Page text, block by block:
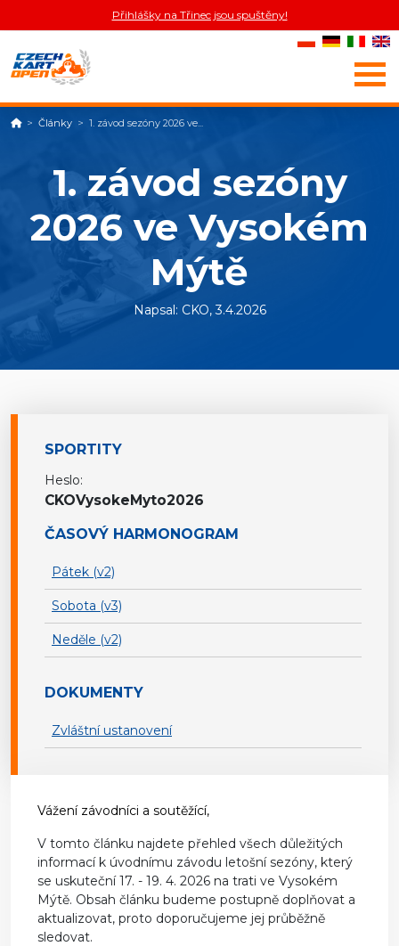
Přihlášky na Třinec jsou spuštěny!
DomůČlánky 1. závod sezóny 2026 ve...
1. závod sezóny
2026 ve Vysokém
Mýtě
Napsal: CKO, 3.4.2026
SPORTITY
Heslo:
CKOVysokeMyto2026
ČASOVÝ HARMONOGRAM
Pátek (v2)
Sobota (v3)
Neděle (v2)
DOKUMENTY
Zvláštní ustanovení
Vážení závodníci a soutěžící,
V tomto článku najdete přehled všech důležitých
informací k úvodnímu závodu letošní sezóny, který
se uskuteční 17. - 19. 4. 2026 na trati ve Vysokém
Mýtě. Obsah článku budeme postupně doplňovat a
aktualizovat, proto doporučujeme jej průběžně
sledovat.